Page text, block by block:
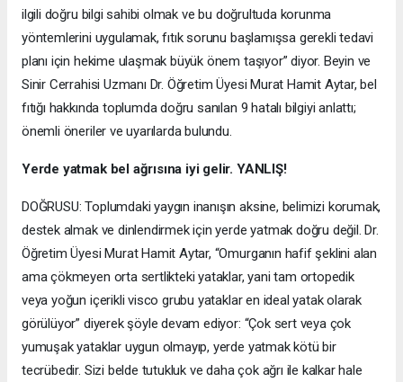
ilgili doğru bilgi sahibi olmak ve bu doğrultuda korunma
yöntemlerini uygulamak, fıtık sorunu başlamışsa gerekli tedavi
planı için hekime ulaşmak büyük önem taşıyor” diyor. Beyin ve
Sinir Cerrahisi Uzmanı Dr. Öğretim Üyesi Murat Hamit Aytar, bel
fıtığı hakkında toplumda doğru sanılan 9 hatalı bilgiyi anlattı;
önemli öneriler ve uyarılarda bulundu.
Yerde yatmak bel ağrısına iyi gelir. YANLIŞ!
DOĞRUSU: Toplumdaki yaygın inanışın aksine, belimizi korumak,
destek almak ve dinlendirmek için yerde yatmak doğru değil. Dr.
Öğretim Üyesi Murat Hamit Aytar, “Omurganın hafif şeklini alan
ama çökmeyen orta sertlikteki yataklar, yani tam ortopedik
veya yoğun içerikli visco grubu yataklar en ideal yatak olarak
görülüyor” diyerek şöyle devam ediyor: “Çok sert veya çok
yumuşak yataklar uygun olmayıp, yerde yatmak kötü bir
tecrübedir. Sizi belde tutukluk ve daha çok ağrı ile kalkar hale